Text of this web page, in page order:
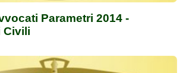
Parametri 2014 -
Civili